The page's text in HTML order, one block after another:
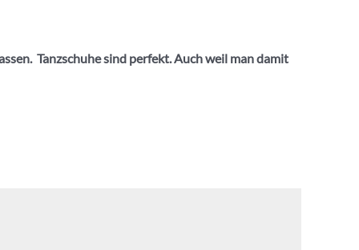
Tanzschuhe sind perfekt. Auch weil man damit